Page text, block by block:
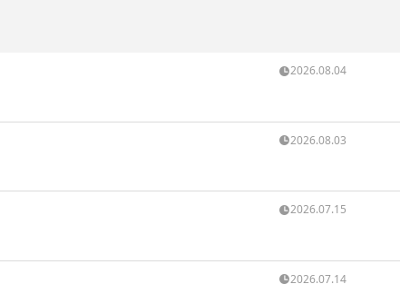
2026.08.04
2026.08.03
2026.07.15
2026.07.14